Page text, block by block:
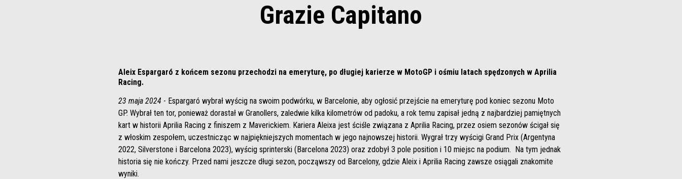
Grazie Capitano
Aleix Espargaró z końcem sezonu przechodzi na emeryturę, po długiej karierze w MotoGP i ośmiu latach spędzonych w Aprilia
Racing.
23 maja 2024 - Espargaró wybrał wyścig na swoim podwórku, w Barcelonie, aby ogłosić przejście na emeryturę pod koniec sezonu Moto
GP. Wybrał ten tor, ponieważ dorastał w Granollers, zaledwie kilka kilometrów od padoku, a rok temu zapisał jedną z najbardziej pamiętnych
kart w historii Aprilia Racing z finiszem z Maverickiem. Kariera Aleixa jest ściśle związana z Aprilia Racing, przez osiem sezonów ścigał się
z włoskim zespołem, uczestnicząc w najpiękniejszych momentach w jego najnowszej historii. Wygrał trzy wyścigi Grand Prix (Argentyna
2022, Silverstone i Barcelona 2023), wyścig sprinterski (Barcelona 2023) oraz zdobył 3 pole position i 10 miejsc na podium. Na tym jednak
historia się nie kończy. Przed nami jeszcze długi sezon, począwszy od Barcelony, gdzie Aleix i Aprilia Racing zawsze osiągali znakomite
wyniki.